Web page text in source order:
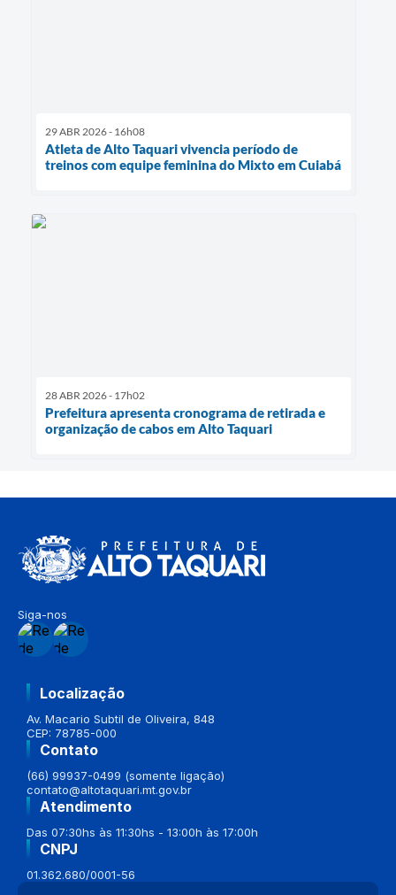
29 ABR 2026 - 16h08
Atleta de Alto Taquari vivencia período de
treinos com equipe feminina do Mixto em Cuiabá
28 ABR 2026 - 17h02
Prefeitura apresenta cronograma de retirada e
organização de cabos em Alto Taquari
Siga-nos
Localização
Av. Macario Subtil de Oliveira, 848
CEP: 78785-000
Contato
(66) 99937-0499 (somente ligação)
contato@altotaquari.mt.gov.br
Atendimento
Das 07:30hs às 11:30hs - 13:00h às 17:00h
CNPJ
01.362.680/0001-56